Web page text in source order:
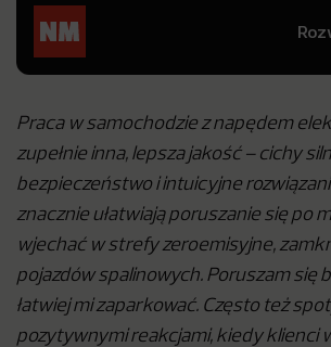
Praca w samochodzie z napędem
zupełnie inna, lepsza jakość – cichy
bezpieczeństwo i intuicyjne
znacznie ułatwiają poruszanie się po
wjechać w strefy zeroemisyjne,
pojazdów spalinowych. Poruszam się
łatwiej mi zaparkować. Często też
pozytywnymi reakcjami, kiedy klienci